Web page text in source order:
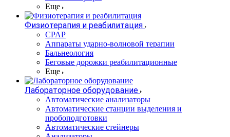
Еще
Физиотерапия и реабилитация
CPAP
Аппараты ударно-волновой терапии
Бальнеология
Беговые дорожки реабилитационные
Еще
Лабораторное оборудование
Автоматические анализаторы
Автоматические станции выделения и
пробоподготовки
Автоматические стейнеры